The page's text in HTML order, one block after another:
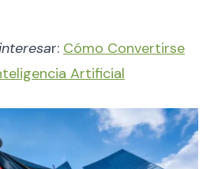
r: Cómo Convertirse
Artificial